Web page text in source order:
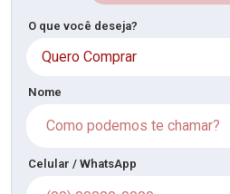
O que você deseja?
Quero Comprar
Nome
Celular / WhatsApp